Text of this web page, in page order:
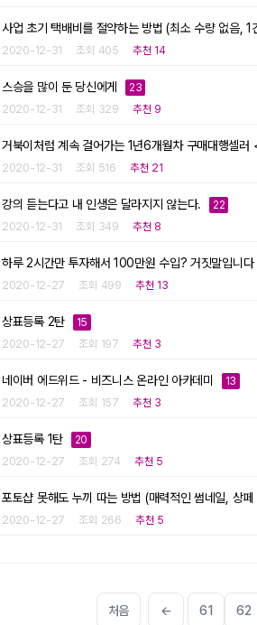
사업 초기 택배비를 절약하는 방법 (최소 수량 없음,
2020-12-31 조회 405 추천 14
스승을 많이 둔 당신에게 23
2020-12-31 조회 329 추천 9
거북이처럼 계속 걸어가는 1년6개월차 구매대행셀러
2020-12-31 조회 516 추천 21
강의 듣는다고 내 인생은 달라지지 않는다. 22
2020-12-31 조회 349 추천 8
하루 2시간만 투자해서 100만원 수입? 거짓말입니다
2020-12-27 조회 499 추천 13
상표등록 2탄 15
2020-12-27 조회 197 추천 3
네이버 에드위드 - 비즈니스 온라인 아카데미 13
2020-12-27 조회 157 추천 3
상표등록 1탄 20
2020-12-27 조회 274 추천 5
포토샵 못해도 누끼 따는 방법 (매력적인 썸네일, 상
2020-12-27 조회 266 추천 5
처음 ← 61 62